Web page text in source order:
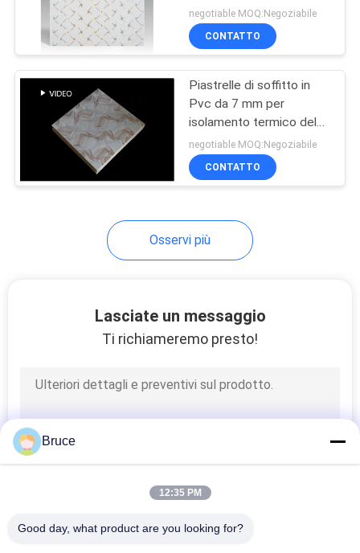
piatta Tipo Materiale
ambientale
negotiable MOQ:Negoziabile
CONTATTO
Piastrelle di soffitto in
Pvc da 7 mm per
isolamento termico del
soggiorno
negotiable MOQ:Negoziabile
CONTATTO
Osservi più
Lasciate un messaggio
Ti richiameremo presto!
Bruce
12:35 PM
Good day, what product are you looking for?